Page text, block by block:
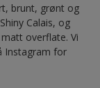
brunt, grønt og
Calais, og
overflate. Vi
Instagram for